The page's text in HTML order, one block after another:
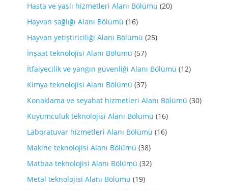
Hasta ve yaslı hizmetleri Alanı Bölümü (20)
Hayvan sağlığı Alanı Bölümü (16)
Hayvan yetiştiriciliği Alanı Bölümü (25)
İnşaat teknolojisi Alanı Bölümü (57)
İtfaiyecilik ve yangın güvenliği Alanı Bölümü (12)
Kimya teknolojisi Alanı Bölümü (37)
Konaklama ve seyahat hizmetleri Alanı Bölümü (30)
Kuyumculuk teknolojisi Alanı Bölümü (16)
Laboratuvar hizmetleri Alanı Bölümü (16)
Makine teknolojisi Alanı Bölümü (38)
Matbaa teknolojisi Alanı Bölümü (32)
Metal teknolojisi Alanı Bölümü (19)